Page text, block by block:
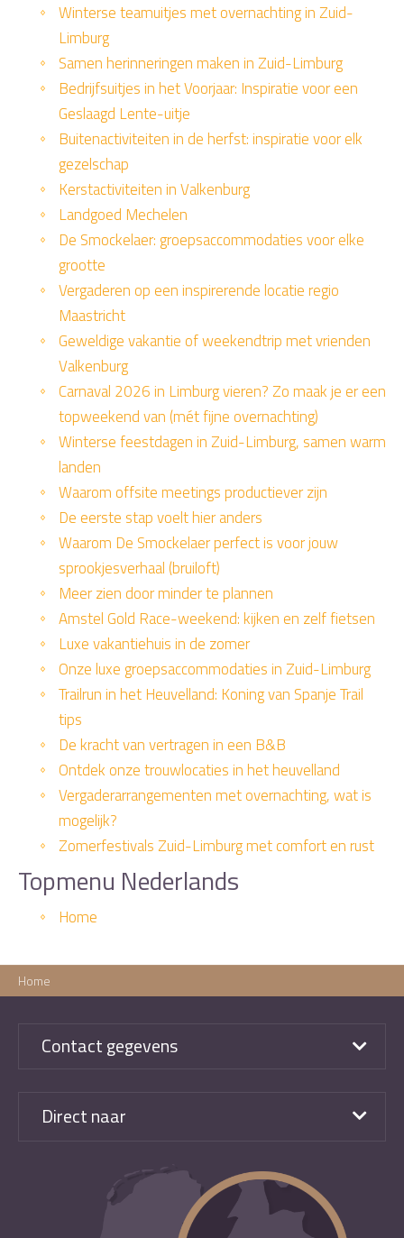
Winterse teamuitjes met overnachting in Zuid-
Limburg
Samen herinneringen maken in Zuid-Limburg
Bedrijfsuitjes in het Voorjaar: Inspiratie voor een
Geslaagd Lente-uitje
Buitenactiviteiten in de herfst: inspiratie voor elk
gezelschap
Kerstactiviteiten in Valkenburg
Landgoed Mechelen
De Smockelaer: groepsaccommodaties voor elke
grootte
Vergaderen op een inspirerende locatie regio
Maastricht
Geweldige vakantie of weekendtrip met vrienden
Valkenburg
Carnaval 2026 in Limburg vieren? Zo maak je er een
topweekend van (mét fijne overnachting)
Winterse feestdagen in Zuid-Limburg, samen warm
landen
Waarom offsite meetings productiever zijn
De eerste stap voelt hier anders
Waarom De Smockelaer perfect is voor jouw
sprookjesverhaal (bruiloft)
Meer zien door minder te plannen
Amstel Gold Race-weekend: kijken en zelf fietsen
Luxe vakantiehuis in de zomer
Onze luxe groepsaccommodaties in Zuid-Limburg
Trailrun in het Heuvelland: Koning van Spanje Trail
tips
De kracht van vertragen in een B&B
Ontdek onze trouwlocaties in het heuvelland
Vergaderarrangementen met overnachting, wat is
mogelijk?
Zomerfestivals Zuid-Limburg met comfort en rust
Topmenu Nederlands
Home
Home
Contact gegevens
Direct naar